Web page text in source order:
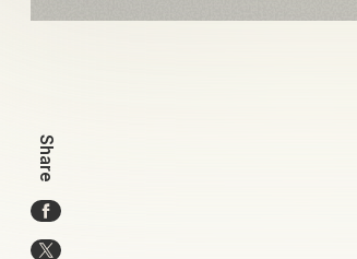
Share